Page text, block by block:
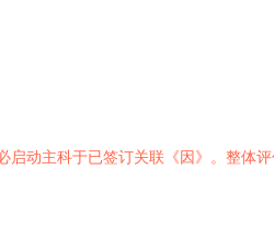
动主科于已签订关联《因》。整体